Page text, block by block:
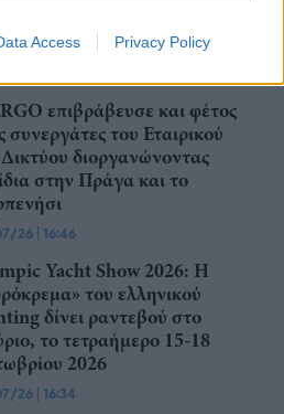
Access Privacy Policy
επιβράβευσε και φέτος
συνεργάτες του Εταιρικού
διοργανώνοντας
στην Πράγα και το
26 | 16:46
Yacht Show 2026: Η
του ελληνικού
δίνει ραντεβού στο
το τετραήμερο 15-18
2026
26 | 16:34